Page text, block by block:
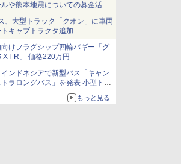
や熊本地震についての募金活動
、大型トラック「クオン」に車両
キャブトラクタ追加
けフラグシップ四輪バギー「グ
XT-R」 価格220万円
ンドネシアで新型バス「キャン
ラロングバス」を発表 小型トラ
観光・旅客輸送向けバス
もっと見る